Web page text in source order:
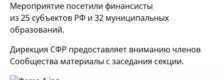
Мероприятие посетили финансисты
из 25 субъектов РФ и 32 муниципальных
образований.
Дирекция СФР предоставляет вниманию членов
Сообщества материалы с заседания секции.